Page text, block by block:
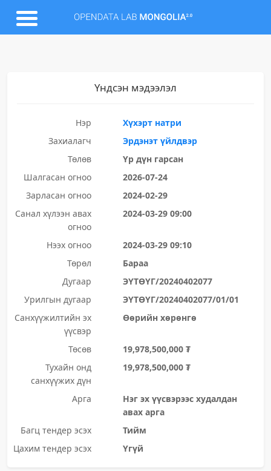
Үндсэн мэдээлэл
Нэр
Хүхэрт натри
Захиалагч
Эрдэнэт үйлдвэр
Төлөв
Үр дүн гарсан
Шалгасан огноо
2026-07-24
Зарласан огноо
2024-02-29
Санал хүлээн авах
огноо
2024-03-29 09:00
Нээх огноо
2024-03-29 09:10
Төрөл
Бараа
Дугаар
ЭҮТӨҮГ/20240402077
Урилгын дугаар
ЭҮТӨҮГ/20240402077/01/01
Санхүүжилтийн эх
үүсвэр
Өөрийн хөрөнгө
Төсөв
19,978,500,000 ₮
Тухайн онд
санхүүжих дүн
19,978,500,000 ₮
Арга
Нэг эх үүсвэрээс худалдан
авах арга
Багц тендер эсэх
Тийм
Цахим тендер эсэх
Үгүй